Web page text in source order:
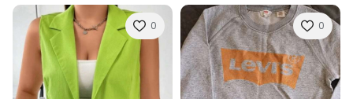
0 0